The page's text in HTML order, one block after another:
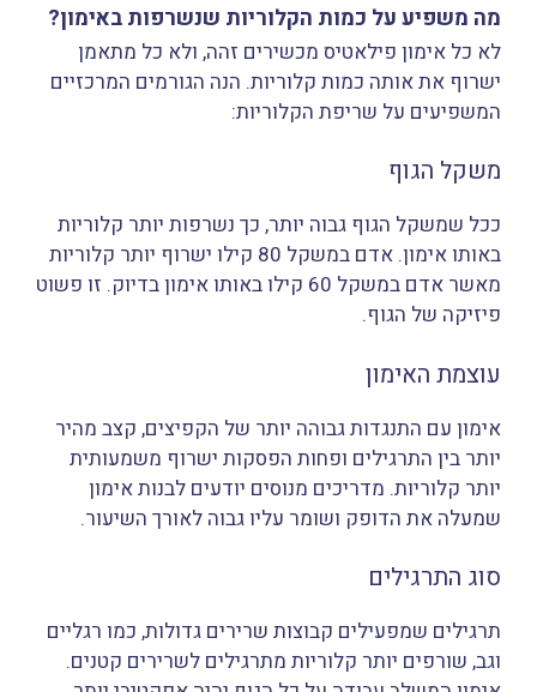
מה משפיע על כמות הקלוריות שנשרפות באימון?
לא כל אימון פילאטיס מכשירים זהה, ולא כל מתאמן
ישרוף את אותה כמות קלוריות. הנה הגורמים המרכזיים
המשפיעים על שריפת הקלוריות:
משקל הגוף
ככל שמשקל הגוף גבוה יותר, כך נשרפות יותר קלוריות
באותו אימון. אדם במשקל 80 קילו ישרוף יותר קלוריות
מאשר אדם במשקל 60 קילו באותו אימון בדיוק. זו פשוט
פיזיקה של הגוף.
עוצמת האימון
אימון עם התנגדות גבוהה יותר של הקפיצים, קצב מהיר
יותר בין התרגילים ופחות הפסקות ישרוף משמעותית
יותר קלוריות. מדריכים מנוסים יודעים לבנות אימון
שמעלה את הדופק ושומר עליו גבוה לאורך השיעור.
סוג התרגילים
תרגילים שמפעילים קבוצות שרירים גדולות, כמו רגליים
וגב, שורפים יותר קלוריות מתרגילים לשרירים קטנים.